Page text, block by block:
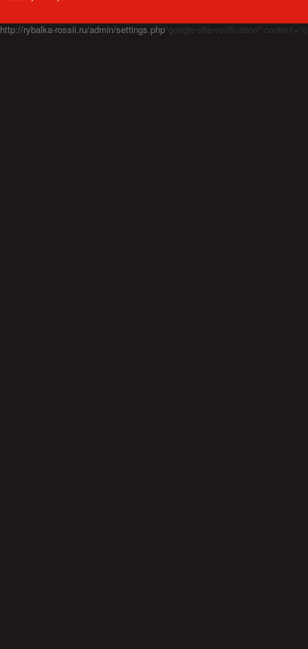
http://rybalka-rossii.ru/admin/settings.php"google-site-verification"